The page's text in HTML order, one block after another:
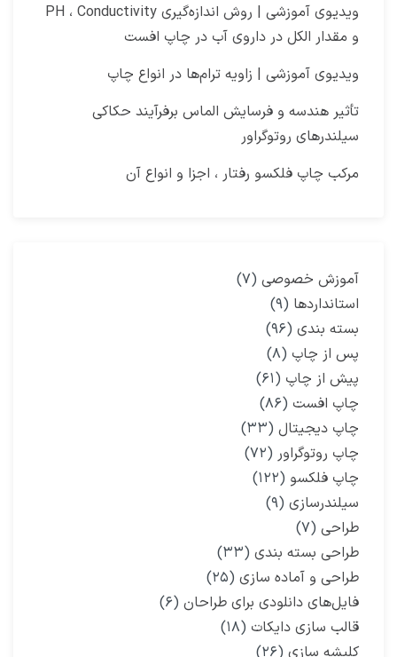
ویدیوی آموزشی | روش اندازه‌گیری PH ، Conductivity
و مقدار الکل در داروی آب در چاپ افست​
ویدیوی آموزشی | زاویه ترام‌ها در انواع چاپ
تأثیر هندسه و فرسایش الماس برفرآیند حکاکی
سیلندرهای روتوگراور
مرکب چاپ فلکسو رفتار ، اجزا و انواع آن
آموزش خصوصی (۷)
استانداردها (۹)
بسته بندی (۹۶)
پس از چاپ (۸)
پیش از چاپ (۶۱)
چاپ افست (۸۶)
چاپ دیجیتال (۳۳)
چاپ روتوگراور (۷۲)
چاپ فلکسو (۱۲۲)
سیلندرسازی (۹)
طراحی (۷)
طراحی بسته بندی (۳۳)
طراحی و آماده سازی (۲۵)
فایل‌های دانلودی برای طراحان (۶)
قالب سازی دایکات (۱۸)
کلیشه سازی (۲۶)